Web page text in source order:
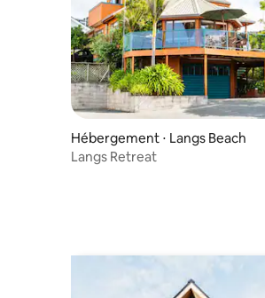
Hébergement ⋅ Langs Beach
Langs Retreat